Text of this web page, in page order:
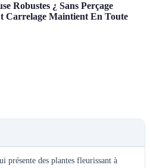
Robustes ¿ Sans Perçage
Carrelage Maintient En Toute
présente des plantes fleurissant à